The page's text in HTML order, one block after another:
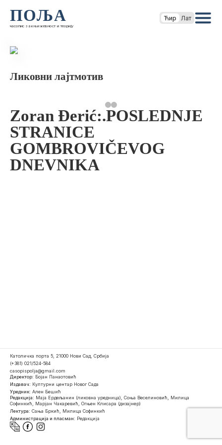
ПОЉА
часопис за књижевност и теорију
Ћир Лат
Ликовни лајтмотив
Zoran Đerić:.POSLEDNJE
STRANICE
GOMBROVIČEVOG
DNEVNIKA
Католичка порта 5, 21000 Нови Сад, Србија
(+381) 021/524-584
casopispolja@gmail.com
Директор: Бојан Панаотовић
Издавач: Културни центар Новог Сада
Уредник: Ален Бешић
Редакција: Маја Ердељанин (ликовна уредница), Соња Веселиновић, Милица
Софинкић, Марјан Чакаревић, Огњен Клисара (дизајнер)
Лектура: Сања Бркић, Милица Софинкић
Администрација и пласман: Редакција